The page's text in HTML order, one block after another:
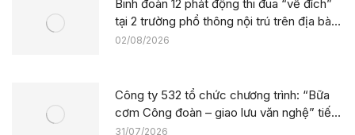
Binh đoàn 12 phát động thi đua “về đích”
tại 2 trường phổ thông nội trú trên địa bàn
tỉnh Lào Cai
02/08/2026
Công ty 532 tổ chức chương trình: “Bữa
cơm Công đoàn – giao lưu văn nghệ” tiếp
sức công trường tại dự án Trường phổ
31/07/2026